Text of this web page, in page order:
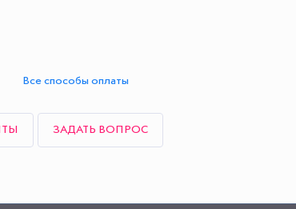
Все способы оплаты
ЗАДАТЬ ВОПРОС